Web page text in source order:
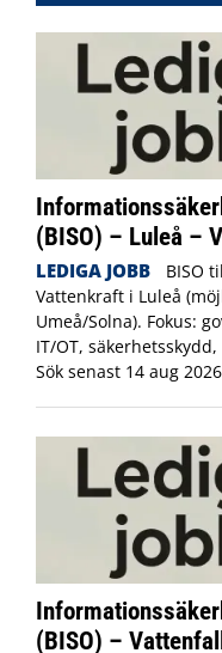
(BISO) – Luleå –
LEDIGA JOBB
BISO
Vattenkraft i Luleå
Umeå/Solna). Fokus:
IT/OT, säkerhetsskydd,
Sök senast 14 aug
(BISO) –